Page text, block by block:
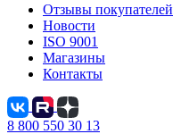
Отзывы покупателей
Новости
ISO 9001
Магазины
Контакты
8 800 550 30 13